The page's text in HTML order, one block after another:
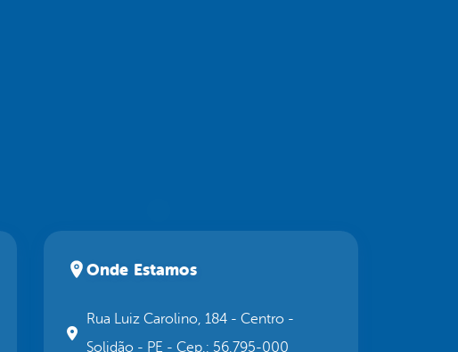
Onde Estamos
Rua Luiz Carolino, 184 - Centro -
Solidão - PE - Cep.: 56.795-000